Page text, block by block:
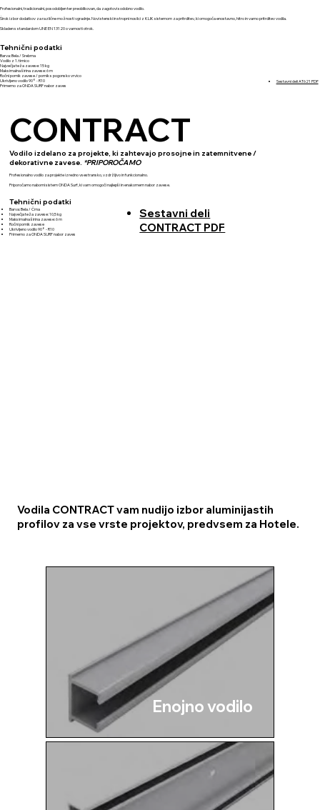
Profesionalni, tradicionalni, posodobljen ter preoblikovan, da zagotovi sodobno vodilo.
Širok izbor dodatkov za različne možnosti vgradnje. Novi stenski in stropni nosilci z KLIK sistemom za pritrditev, ki omogoča enostavno, hitro in varno pritrditev vodila.
Skladen s standardom UNE EN 13120 o varnosti otrok.
Tehnični podatki
Barva: Bela / Srebrna
Vodilo z 1. tirnico
Največja teža zavese: 15 kg
Maksimalna širina zavese: 6 m
Ročni pomik zavese / pomik s pogonsko vrvico
Ukrivljeno vodilo 90° - R10
Primerno za ONDA SURF nabor zaves
Sestavni deli AT621 PDF
Vodila CONTRACT vam nudijo izbor aluminijastih
profilov za vse vrste projektov, predvsem za Hotele.
Enojno vodilo
CONTRACT
Vodilo izdelano za projekte, ki zahtevajo prosojne in zatemnitvene /
dekorativne zavese. *PRIPOROČAMO
Profesionalno vodilo za projekte izredno vsestransko, vzdržljivo in funkcionalno.
Priporočamo naborni sistem ONDA Surf, ki vam omogoči najlepši in enakomern nabor zavese.
Tehnični podatki
Barva: Bela / Črna
Največja teža zavese: 10,5 kg
Maksimalna širina zavese: 6 m
Ročni pomik zavese
Ukrivljeno vodilo 90° - R10
Primerno za ONDA SURF nabor zaves
Sestavni deli
CONTRACT PDF